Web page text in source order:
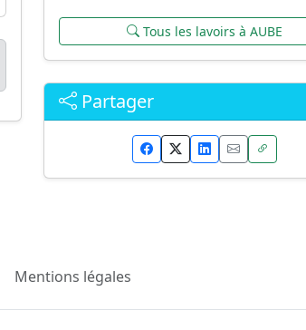
Tous les lavoirs à AUBE
Partager
Mentions légales